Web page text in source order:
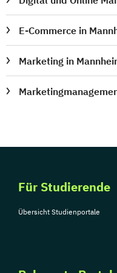
E-Commerce in
Marketing in
Für Studierende
Übersicht Studienportale